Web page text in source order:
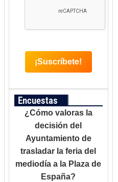
Encuestas
¿Cómo valoras la
decisión del
Ayuntamiento de
trasladar la feria del
mediodía a la Plaza de
España?